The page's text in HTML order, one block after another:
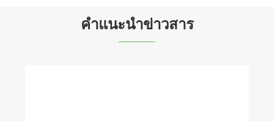
คำแนะนำข่าวสาร